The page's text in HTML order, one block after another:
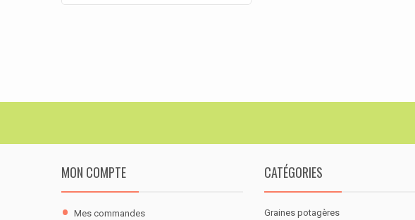
MON COMPTE
Mes commandes
CATÉGORIES
Graines potagères